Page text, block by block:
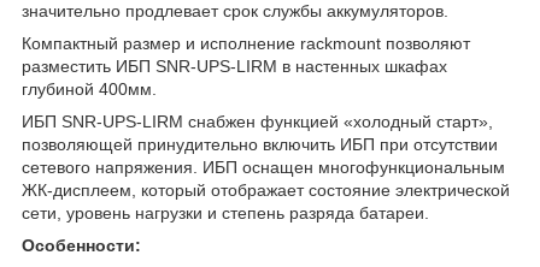
значительно продлевает срок службы аккумуляторов.
Компактный размер и исполнение rackmount позволяют
разместить ИБП SNR-UPS-LIRM в настенных шкафах
глубиной 400мм.
ИБП SNR-UPS-LIRM снабжен функцией «холодный старт»,
позволяющей принудительно включить ИБП при отсутствии
сетевого напряжения. ИБП оснащен многофункциональным
ЖК-дисплеем, который отображает состояние электрической
сети, уровень нагрузки и степень разряда батареи.
Особенности: